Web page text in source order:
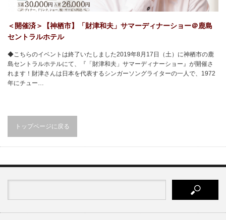
＜開催済＞【神栖市】「財津和夫」サマーディナーショー＠鹿島
セントラルホテル
◆こちらのイベントは終了いたしました2019年8月17日（土）に神栖市の鹿
島セントラルホテルにて、『「財津和夫」サマーディナーショー』が開催さ
れます！財津さんは日本を代表するシンガーソングライターの一人で、1972
年にチュー…
トップページに戻る